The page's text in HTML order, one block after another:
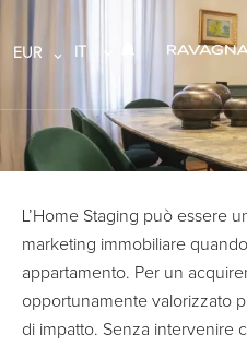
EUR
L’Home Staging può essere
marketing immobiliare
appartamento. Per un
opportunamente valorizzato
di impatto. Senza intervenire